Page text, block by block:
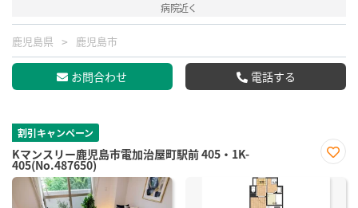
病院近く
鹿児島県 鹿児島市
お問合わせ 電話する
割引キャンペーン
Kマンスリー鹿児島市電加治屋町駅前 405・1K-
405(No.487650)
に入